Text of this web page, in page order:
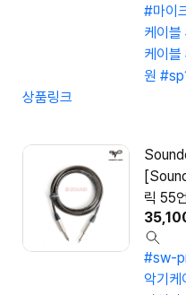
#마이
케이블
케이블
원
상품링크
릭 55
#sw-
악기케